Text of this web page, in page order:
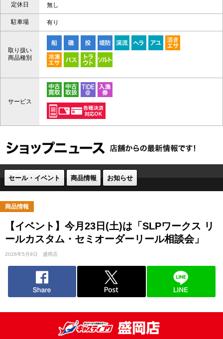
定休日 無し
駐車場 有り
取り扱い
商品種別
サービス
セール・イベント 商品情報 お知らせ
商品情報
【イベント】今月23日(土)は「SLPワークス リ
ールカスタム・セミオーダーリール相談会」
2026年5月9日 盛岡店